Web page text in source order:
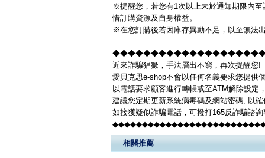
※提醒您，若您有1次以上未於通知期限內
惜訂購資源及自身權益。
※在您訂購後若因庫存異動不足，以至無法
近來詐騙猖獗，手法層出不窮，再次提醒您!
愛貝克思e-shop不會以任何名義要求您提供
以電話要求顧客進行轉帳或至ATM解除設定
建議您定期更新系統病毒碼及網站密碼, 以
如接獲疑似詐騙電話，可撥打165反詐騙諮
相關推薦